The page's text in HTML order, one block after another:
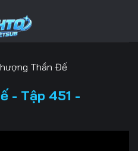
Thần Đế
- Tập 451 -